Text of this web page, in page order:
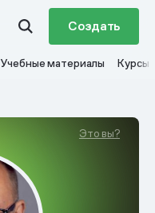
Создать
Учебные материалы Курсы
Это вы?